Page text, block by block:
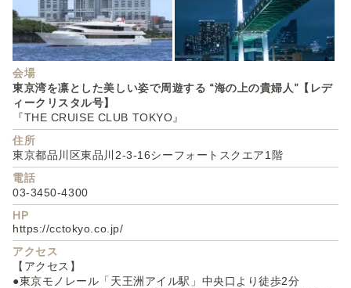
会場
東京湾を凛とした美しい姿で周遊する “海の上の貴婦人”【レデ
ィークリスタル号】
『THE CRUISE CLUB TOKYO』
住所
東京都品川区東品川2-3-16シーフォートスクエア1階
電話
03-3450-4300
HP
https://cctokyo.co.jp/
アクセス
【アクセス】
●東京モノレール「天王洲アイル駅」中央口より徒歩2分